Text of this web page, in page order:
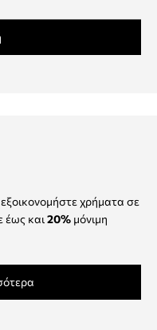
χρήματα σε
έως και 20% μόνιμη